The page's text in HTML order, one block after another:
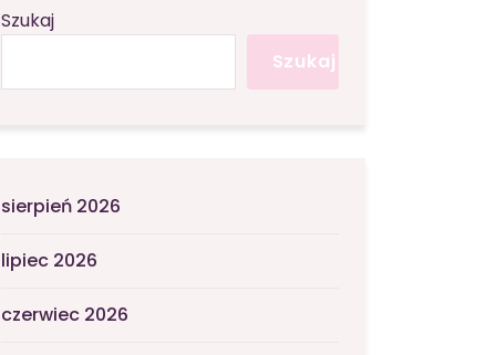
Szukaj
Szukaj
sierpień 2026
lipiec 2026
czerwiec 2026